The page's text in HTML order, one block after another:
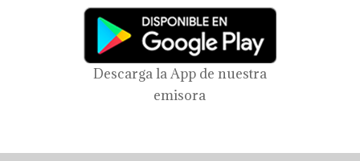
Descarga la App de nuestra
emisora